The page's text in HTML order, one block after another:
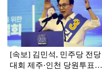
인
[속보] 김민석, 민주당 전당
대회 제주·인천 당원투표서